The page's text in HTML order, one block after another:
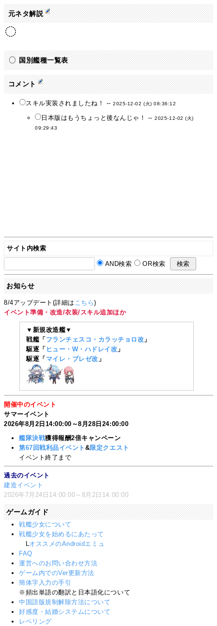
元ネタ解説
国別艦種一覧表
コメント
スキル実装されましたね！ --2025-12-02 (火) 08:36:12
日本版はもうちょっと後なんじゃ！ --2025-12-02 (火)
09:29:43
サイト内検索
AND検索 OR検索
お知らせ
8/4アップデート(詳細は こちら)
イベント準備・改造/衣装/スキル追加ほか
▼新規改造艦▼
戦艦「 フランチェスコ・カラッチョロ改 」
駆逐「 ヒュー・W・ハドレイ改 」
駆逐「 マイレ・ブレゼ改 」
開催中のイベント
サマーイベント
2026年8月2日14:00:00～8月28日24:00:00
艦隊決戦獲得報酬2倍キャンペーン
第67回戦利品イベント &限定クエスト
イベント終了まで
過去のイベント
建造イベント
2026年7月24日14:00:00～8月2日14:00:00
ゲームガイド
戦艦少女について
戦艦少女を始めるにあたって
LオススメのAndroidエミュ
FAQ
運営へのお問い合わせ方法
ゲーム内でのVer更新方法
簡体字入力の手引
※頻出単語の翻訳と日本語化について
中国語版規制解除方法について
好感度・結婚システムについて
レベリング